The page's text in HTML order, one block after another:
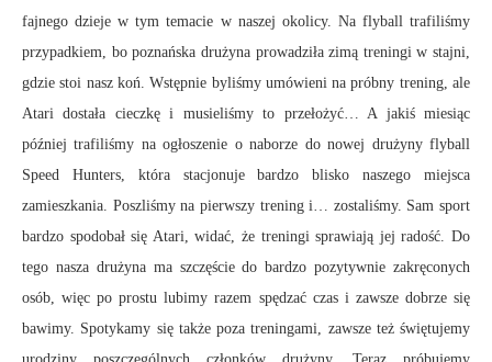
fajnego dzieje w tym temacie w naszej okolicy. Na flyball trafiliśmy
przypadkiem, bo poznańska drużyna prowadziła zimą treningi w stajni,
gdzie stoi nasz koń. Wstępnie byliśmy umówieni na próbny trening, ale
Atari dostała cieczkę i musieliśmy to przełożyć… A jakiś miesiąc
później trafiliśmy na ogłoszenie o naborze do nowej drużyny flyball
Speed Hunters, która stacjonuje bardzo blisko naszego miejsca
zamieszkania. Poszliśmy na pierwszy trening i… zostaliśmy. Sam sport
bardzo spodobał się Atari, widać, że treningi sprawiają jej radość. Do
tego nasza drużyna ma szczęście do bardzo pozytywnie zakręconych
osób, więc po prostu lubimy razem spędzać czas i zawsze dobrze się
bawimy. Spotykamy się także poza treningami, zawsze też świętujemy